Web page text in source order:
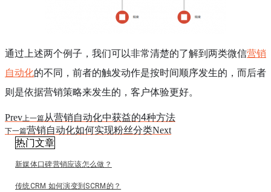
通过上述两个例子，我们可以非常清楚的了解到两类微信营销
自动化的不同，前者的触发动作是按时间顺序发生的，而后者
则是依据营销策略来发生的，客户体验更好。
Prev上一篇从营销自动化中获益的4种方法
下一篇营销自动化如何实现粉丝分类Next
热门文章
新媒体口碑营销应该怎么做？
传统CRM 如何演变到SCRM的？